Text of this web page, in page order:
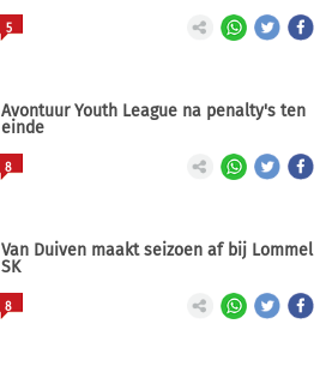
5
Avontuur Youth League na penalty's ten
einde
8
Van Duiven maakt seizoen af bij Lommel
SK
8